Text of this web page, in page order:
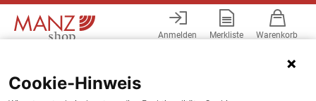
Anmelden Merkliste Warenkorb
Cookie-Hinweis